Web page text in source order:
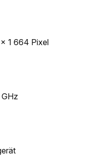
1 664 Pixel